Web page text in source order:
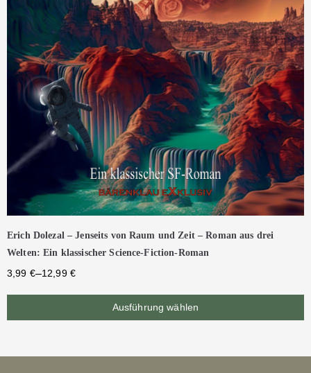
Erich Dolezal – Jenseits von Raum und Zeit – Roman aus drei
Welten: Ein klassischer Science-Fiction-Roman
3,99 €–12,99 €
Ausführung wählen